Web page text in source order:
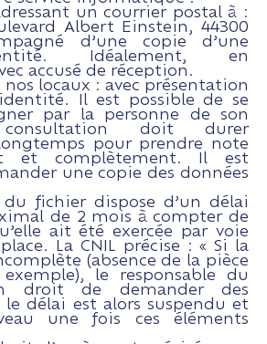
un courrier postal à :
Albert Einstein, 44300
d’une copie d’une
Idéalement, en
accusé de réception.
nos locaux : avec présentation
Il est possible de se
par la personne de son
doit durer
pour prendre note
et complètement. Il est
une copie des données
du fichier dispose d’un délai
de 2 mois à compter de
ait été exercée par voie
La CNIL précise : « Si la
(absence de la pièce
le responsable du
droit de demander des
délai est alors suspendu et
une fois ces éléments